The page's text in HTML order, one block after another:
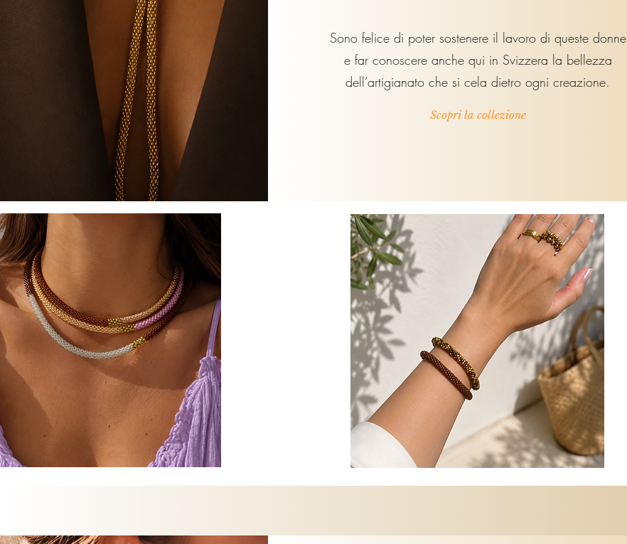
Sono felice di poter sostenere il lavoro di queste donne
e far conoscere anche qui in Svizzera la bellezza
dell’artigianato che si cela dietro ogni creazione.
Scopri la collezione